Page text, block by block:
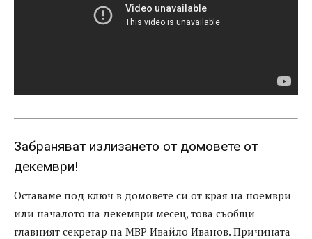
Забраняват излизането от домовете от
декември!
Оставаме под ключ в домовете си от края на ноември
или началото на декември месец, това съобщи
главният секретар на МВР Ивайло Иванов. Причината